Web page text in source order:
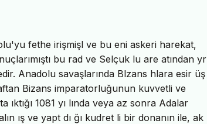
fethe irişmişl ve bu eni askeri harekat,
bu rad ve Selçuk lu are atından yr
Anadolu savaşlarında Blzans hlara esir üş
Bizans imparatorluğunun kuvvetli ve
1081 yı lında veya az sonra Adalar
ış ve yapt dı ğı kudret li bir donanın ile, ak